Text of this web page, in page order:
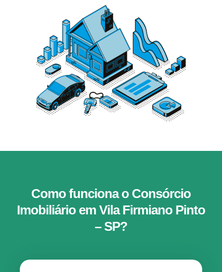
Como funciona o Consórcio
Imobiliário em Vila Firmiano Pinto
– SP?